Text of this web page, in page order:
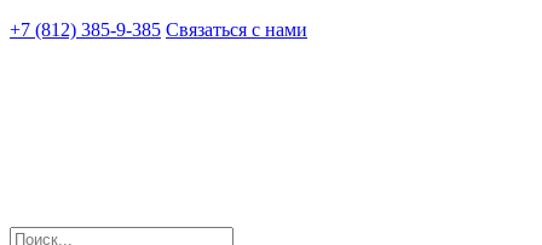
+7 (812) 385-9-385 Связаться с нами